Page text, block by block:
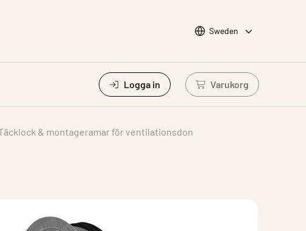
Choose languge
Sweden
Logga in Varukorg
Logga in för att
& montageramar för ventilationsdon